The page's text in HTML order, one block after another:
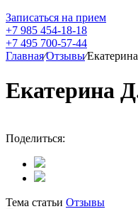
Записаться на прием
+7 985 454-18-18
+7 495 700-57-44
Главная⁄Отзывы⁄
Екатерина
Поделиться:
Тема статьи Отзывы